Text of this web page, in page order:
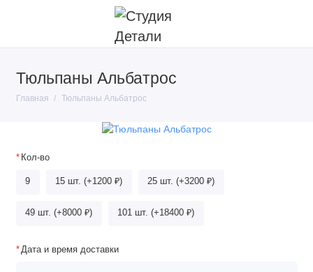
Тюльпаны Альбатрос
Главная Тюльпаны Альбатрос
Кол-во
9 15 шт. (+1200 ₽) 25 шт. (+3200 ₽)
49 шт. (+8000 ₽) 101 шт. (+18400 ₽)
Дата и время доставки